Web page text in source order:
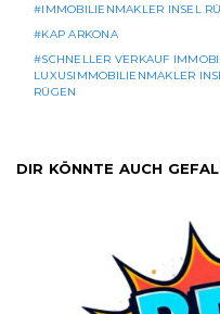
IMMOBILIENMAKLER INSEL
KAP ARKONA
SCHNELLER VERKAUF
LUXUSIMMOBILIENMAKLER
RÜGEN
DIR KÖNNTE AUCH